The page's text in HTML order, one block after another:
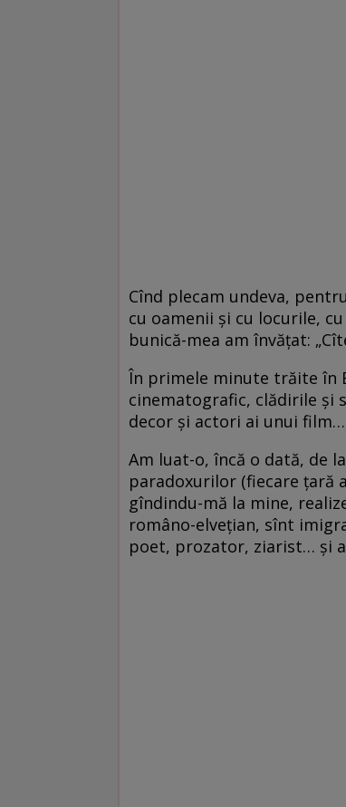
Cînd plecam undeva,
cu oamenii şi cu locurile,
bunică-mea am învăţat:
În primele minute trăite în
cinematografic, clădirile şi
decor şi actori ai unui film…
Am luat-o, încă o dată, de
paradoxurilor (fiecare ţară
gîndindu-mă la mine,
româno-elveţian, sînt
poet, prozator, ziarist… şi